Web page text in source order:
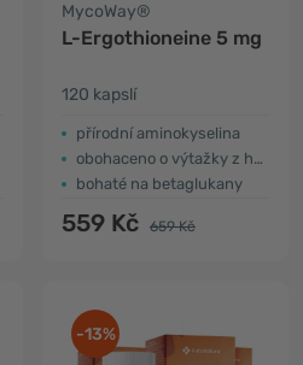
MycoWay®
L-Ergothioneine 5 mg
120 kapslí
přírodní aminokyselina
obohaceno o výtažky z hub
bohaté na betaglukany
559 Kč 659 Kč
-13%